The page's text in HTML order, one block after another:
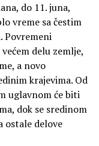
do 11. juna,
vreme sa čestim
Povremeni
delu zemlje,
a novo
krajevima. Od
uglavnom će biti
dok se sredinom
ostale delove